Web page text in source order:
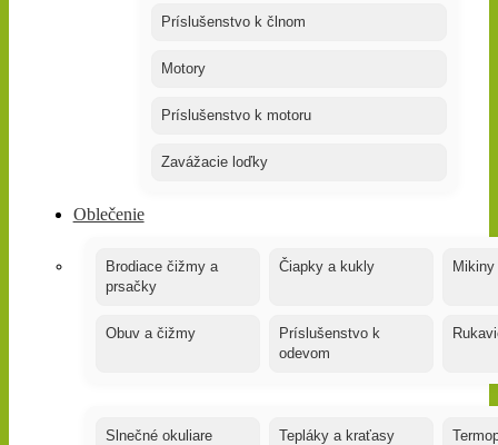
Príslušenstvo k člnom
Motory
Príslušenstvo k motoru
Zavážacie loďky
Oblečenie
Brodiace čižmy a
prsačky
Čiapky a kukly Mikiny
Obuv a čižmy
Príslušenstvo k
odevom
Slnečné okuliare Tepláky a kraťasy